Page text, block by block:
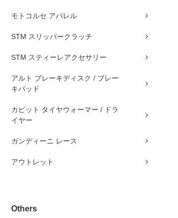
モトコルセ アパレル
STM スリッパークラッチ
STM スティーレアクセサリー
アルト ブレーキディスク / ブレー
キパッド
カピット タイヤウォーマー / ドラ
イヤー
ガンディーニ レース
アウトレット
Others